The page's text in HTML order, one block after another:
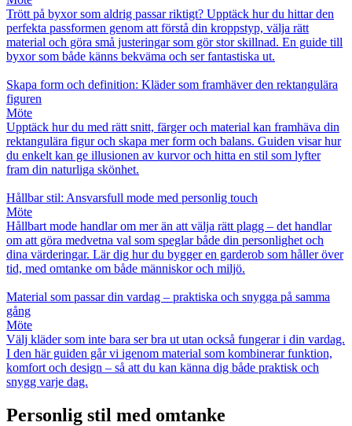
Trött på byxor som aldrig passar riktigt? Upptäck hur du hittar den
perfekta passformen genom att förstå din kroppstyp, välja rätt
material och göra små justeringar som gör stor skillnad. En guide till
byxor som både känns bekväma och ser fantastiska ut.
Skapa form och definition: Kläder som framhäver den rektangulära
figuren
Möte
Upptäck hur du med rätt snitt, färger och material kan framhäva din
rektangulära figur och skapa mer form och balans. Guiden visar hur
du enkelt kan ge illusionen av kurvor och hitta en stil som lyfter
fram din naturliga skönhet.
Hållbar stil: Ansvarsfull mode med personlig touch
Möte
Hållbart mode handlar om mer än att välja rätt plagg – det handlar
om att göra medvetna val som speglar både din personlighet och
dina värderingar. Lär dig hur du bygger en garderob som håller över
tid, med omtanke om både människor och miljö.
Material som passar din vardag – praktiska och snygga på samma
gång
Möte
Välj kläder som inte bara ser bra ut utan också fungerar i din vardag.
I den här guiden går vi igenom material som kombinerar funktion,
komfort och design – så att du kan känna dig både praktisk och
snygg varje dag.
Personlig stil med omtanke